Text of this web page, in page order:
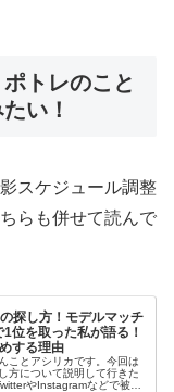
トレのこと
い！
スケジュール調整
らも併せて読んで
探し方！モデルマッチ
位を取った私が語る！
する理由
ことアシリカです。今回は
方について説明して行きた
やInstagramなどで被写